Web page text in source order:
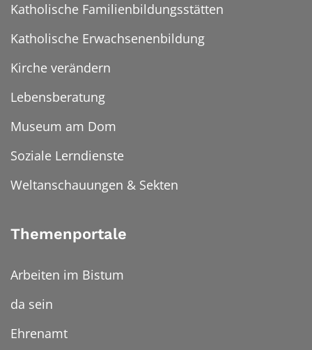
Katholische Familienbildungsstätten
Katholische Erwachsenenbildung
Kirche verändern
Lebensberatung
Museum am Dom
Soziale Lerndienste
Weltanschauungen & Sekten
Themenportale
Arbeiten im Bistum
da sein
Ehrenamt